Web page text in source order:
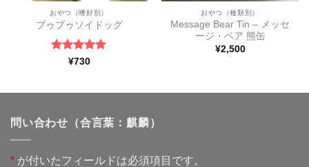
おやつ（嗜好別）
ブゥブゥソイドッグ
5段階中5
¥730
おやつ（種類別）
Message Bear Tin – メッセ
ージ・ベア 熊缶
¥2,500
問い合わせ（合言葉：麒麟）
* が付いたフィールドは必須項目です。